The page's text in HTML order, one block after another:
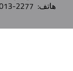
هاتف: 2277